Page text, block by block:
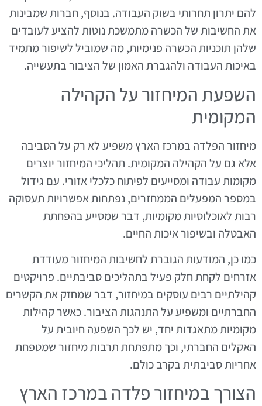
להם יתרון תחרותי בשוק העבודה. בנוסף, חברות שמבינות
את החשיבות של הכשרה מתמשכת נוטות להציע לעובדים
שלהן תוכניות הכשרה פנימיות, מה שמוביל לשיפור מתמיד
באיכות העבודה ולהגברת האמון של הציבור בתעשייה.
השפעת המיחזור על הקהילה
המקומית
מיחזור הפלדה במרכז הארץ משפיע לא רק על הסביבה
אלא גם על הקהילה המקומית. תהליכי המיחזור יוצרים
מקומות עבודה ומסייעים לפיתוח כלכלי אזורי. עם גידול
במספר המפעלים הממחזרים, נפתחות אפשרויות תעסוקה
רבות לאוכלוסיות מקומיות, דבר שמסייע בהפחתת
האבטלה ובשיפור איכות החיים.
כמו כן, המודעות הגוברת לחשיבות המיחזור מעודדת
אזרחים לקחת חלק פעיל בתהליכים סביבתיים. פרויקטים
קהילתיים רבים עוסקים במיחזור, דבר שמחזק את הקשרים
החברתיים ומשפיע על התנהגות הציבור. כאשר קהילות
מקומיות מתאגדות יחד, יש לכך השפעה חיובית על
האקלים החברתי, וכך מתפתחת תרבות מיחזור שמטפחת
אחריות סביבתית בקרב כולם.
הצורך במיחזור פלדה במרכז הארץ